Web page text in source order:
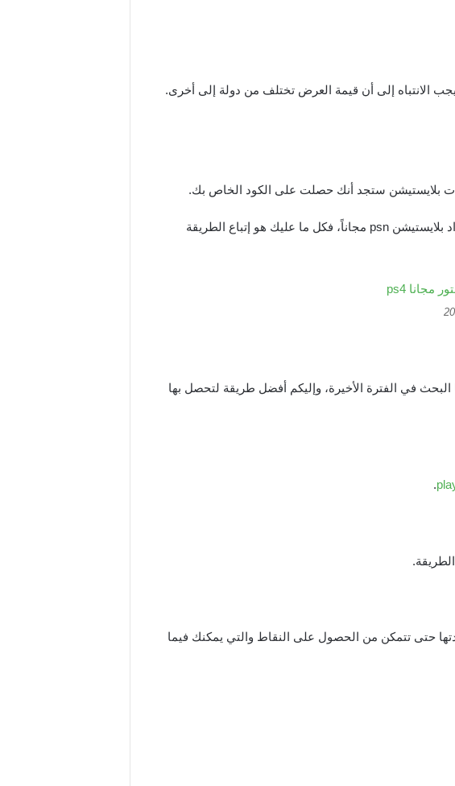
الانتباه إلى أن قيمة العرض تختلف من دولة إلى أخرى.
بلايستيشن ستجد أنك حصلت على الكود الخاص بك.
تعتبر هذه الطريقة من أسهل الطرق التي يتم من خلالها الحصول على أكواد بلايستيشن psn مجاناً، فكل ما عليك هو إتباع الطريقة
في الفترة الأخيرة، وإليكم أفضل طريقة لتحصل بها
.
حتى تتمكن من الحصول على النقاط والتي يمكنك فيما